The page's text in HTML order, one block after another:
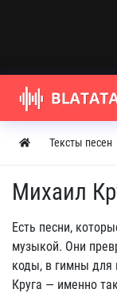
Тексты песен
Михаил
Есть песни,
музыкой. Они
коды, в гимны для
Круга — именно